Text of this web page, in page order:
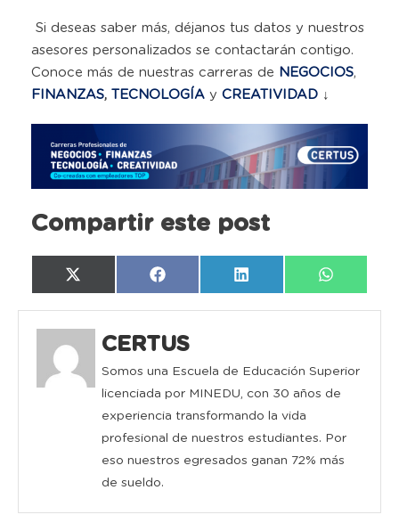
Si deseas saber más, déjanos tus datos y nuestros
asesores personalizados se contactarán contigo.
Conoce más de nuestras carreras de NEGOCIOS,
FINANZAS, TECNOLOGÍA y CREATIVIDAD ↓
Compartir este post
Compartir
en
X
(Twitter)
Compartir
en
Facebook
Compartir
en
LinkedIn
Compartir
en
CERTUS
Somos una Escuela de Educación Superior
licenciada por MINEDU, con 30 años de
experiencia transformando la vida
profesional de nuestros estudiantes. Por
eso nuestros egresados ganan 72% más
de sueldo.